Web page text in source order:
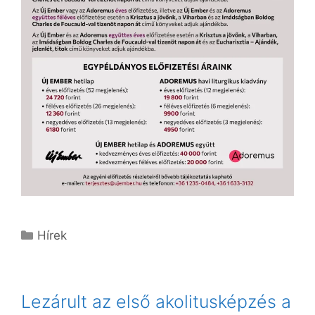
Kategória
Hírek
Lezárult az első akolitusképzés a